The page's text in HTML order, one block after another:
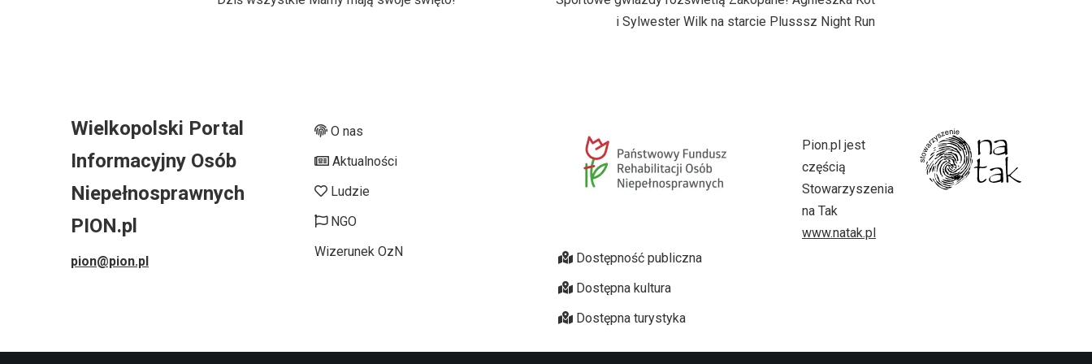
i Sylwester Wilk na starcie Plusssz Night Run
Wielkopolski Portal
Informacyjny Osób
Niepełnosprawnych
PION.pl
pion@pion.pl
O nas
Aktualności
Ludzie
NGO
Wizerunek OzN
Dostępność publiczna
Dostępna kultura
Dostępna turystyka
Pion.pl jest
częścią
Stowarzyszenia
na Tak
www.natak.pl